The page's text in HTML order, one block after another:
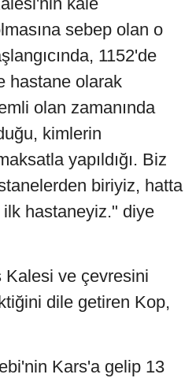
sebep olan o
1152'de
hastane olarak
olan zamanında
kimlerin
yapıldığı. Biz
biriyiz, hatta
hastaneyiz." diye
ve çevresini
dile getiren Kop,
Kars'a gelip 13